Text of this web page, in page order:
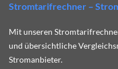
Stromtarifrechner –
Mit unseren
und übersichtliche
Stromanbieter.